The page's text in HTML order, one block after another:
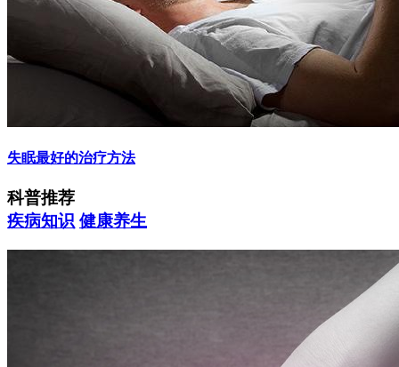
失眠最好的治疗方法
科普推荐
疾病知识 健康养生